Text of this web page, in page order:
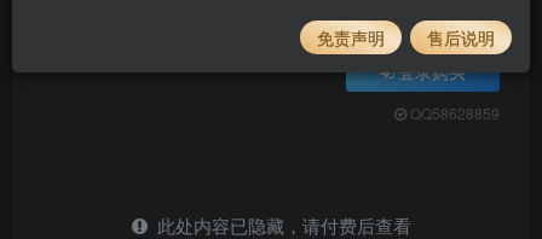
钻石会员 免费
登录购买
QQ58628859
此处内容已隐藏，请付费后查看
免责声明 售后说明